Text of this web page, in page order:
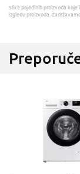
Slike pojedinih proizvoda
izgledu proizvoda.